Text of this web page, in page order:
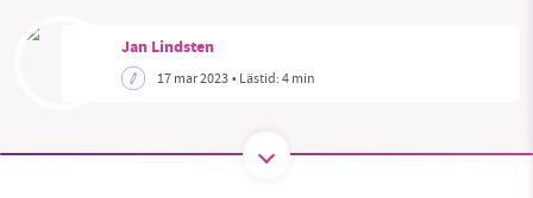
Jan Lindsten
17 mar 2023• Lästid:4 min